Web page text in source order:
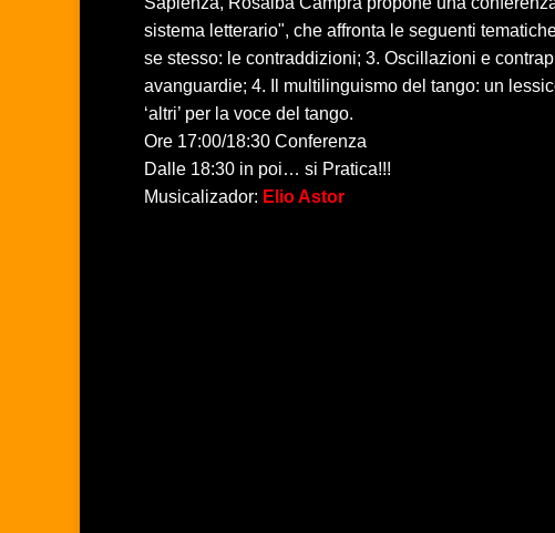
sistema letterario", che affronta le seguenti
se stesso: le contraddizioni; 3. Oscillazioni e
avanguardie; 4. Il multilinguismo del tango: un
‘altri’ per la voce del tango.
Ore 17:00/18:30 Conferenza
Dalle 18:30 in poi… si Pratica!!!
Musicalizador: Elio Astor